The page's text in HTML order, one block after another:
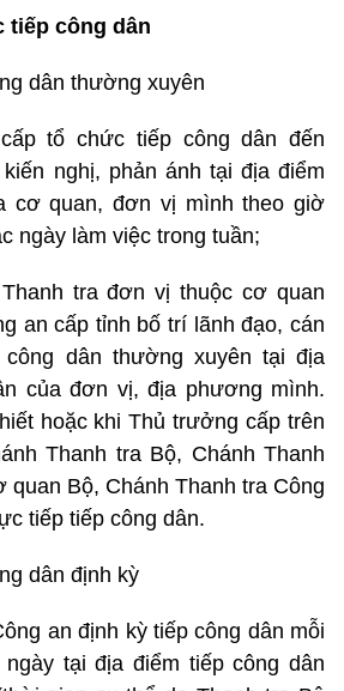
tiếp công dân
dân thường xuyên
tổ chức tiếp công dân đến
nghị, phản ánh tại địa điểm
cơ quan, đơn vị mình theo giờ
ngày làm việc trong tuần;
tra đơn vị thuộc cơ quan
an cấp tỉnh bố trí lãnh đạo, cán
dân thường xuyên tại địa
của đơn vị, địa phương mình.
hoặc khi Thủ trưởng cấp trên
Thanh tra Bộ, Chánh Thanh
quan Bộ, Chánh Thanh tra Công
tiếp tiếp công dân.
dân định kỳ
an định kỳ tiếp công dân mỗi
tại địa điểm tiếp công dân